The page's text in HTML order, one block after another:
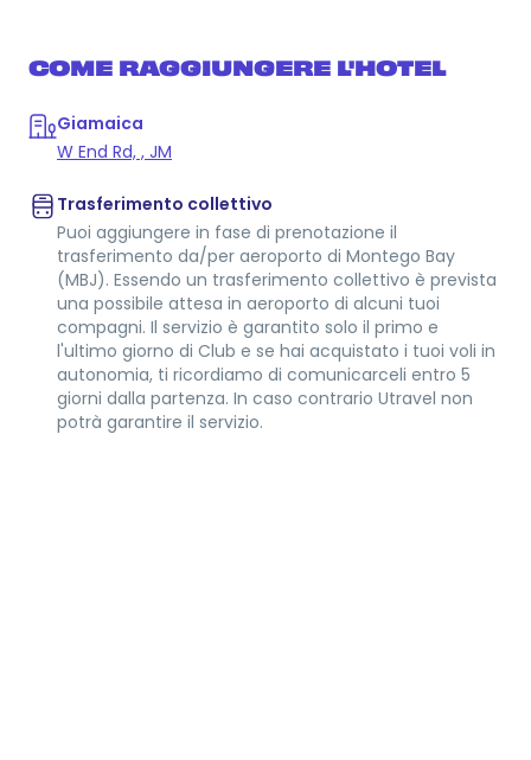
COME RAGGIUNGERE L'HOTEL
Giamaica
W End Rd, , JM
Trasferimento collettivo
Puoi aggiungere in fase di prenotazione il
trasferimento da/per aeroporto di Montego Bay
(MBJ). Essendo un trasferimento collettivo è prevista
una possibile attesa in aeroporto di alcuni tuoi
compagni. Il servizio è garantito solo il primo e
l'ultimo giorno di Club e se hai acquistato i tuoi voli in
autonomia, ti ricordiamo di comunicarceli entro 5
giorni dalla partenza. In caso contrario Utravel non
potrà garantire il servizio.